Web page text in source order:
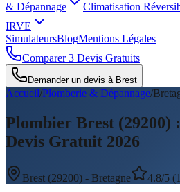
& Dépannage
Climatisation
IRVE
SimulateursBlogMentions Légales
Comparer 3 Devis Gratuits
Demander un devis à Brest
Accueil/Plomberie & Dépannage/
Plombier Brest (29200)
Devis Gratuit 2026
Brest (29200) - Bretagne 4.8/5